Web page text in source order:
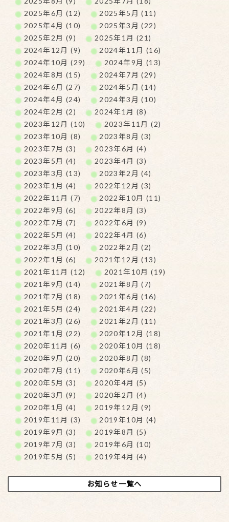
2025年6月 (12)
2025年5月 (11)
2025年4月 (10)
2025年3月 (22)
2025年2月 (9)
2025年1月 (21)
2024年12月 (9)
2024年11月 (16)
2024年10月 (29)
2024年9月 (13)
2024年8月 (15)
2024年7月 (29)
2024年6月 (27)
2024年5月 (14)
2024年4月 (24)
2024年3月 (10)
2024年2月 (2)
2024年1月 (8)
2023年12月 (10)
2023年11月 (2)
2023年10月 (8)
2023年8月 (3)
2023年7月 (3)
2023年6月 (4)
2023年5月 (4)
2023年4月 (3)
2023年3月 (13)
2023年2月 (4)
2023年1月 (4)
2022年12月 (3)
2022年11月 (7)
2022年10月 (11)
2022年9月 (6)
2022年8月 (3)
2022年7月 (7)
2022年6月 (9)
2022年5月 (4)
2022年4月 (6)
2022年3月 (10)
2022年2月 (2)
2022年1月 (6)
2021年12月 (13)
2021年11月 (12)
2021年10月 (19)
2021年9月 (14)
2021年8月 (7)
2021年7月 (18)
2021年6月 (16)
2021年5月 (24)
2021年4月 (22)
2021年3月 (26)
2021年2月 (11)
2021年1月 (22)
2020年12月 (18)
2020年11月 (6)
2020年10月 (18)
2020年9月 (20)
2020年8月 (8)
2020年7月 (11)
2020年6月 (5)
2020年5月 (3)
2020年4月 (5)
2020年3月 (9)
2020年2月 (4)
2020年1月 (4)
2019年12月 (9)
2019年11月 (3)
2019年10月 (4)
2019年9月 (3)
2019年8月 (5)
2019年7月 (3)
2019年6月 (10)
2019年5月 (5)
2019年4月 (4)
お知らせ一覧へ